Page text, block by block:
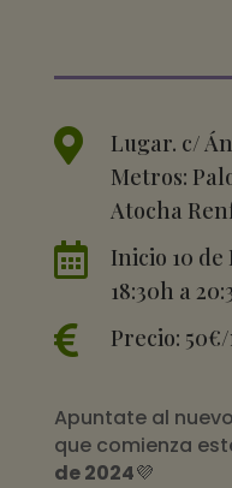

Lugar. c/
Metros:
Atocha

Inicio 10 de
18:30h a
 Precio:
Apuntate al
que comienza
de 2024💜